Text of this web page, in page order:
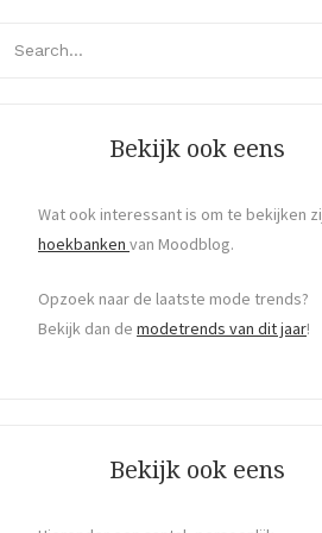
Bekijk ook eens
Wat ook interessant is om te bekijken
hoekbanken van Moodblog.
Opzoek naar de laatste mode trends?
Bekijk dan de modetrends van dit jaar!
Bekijk ook eens